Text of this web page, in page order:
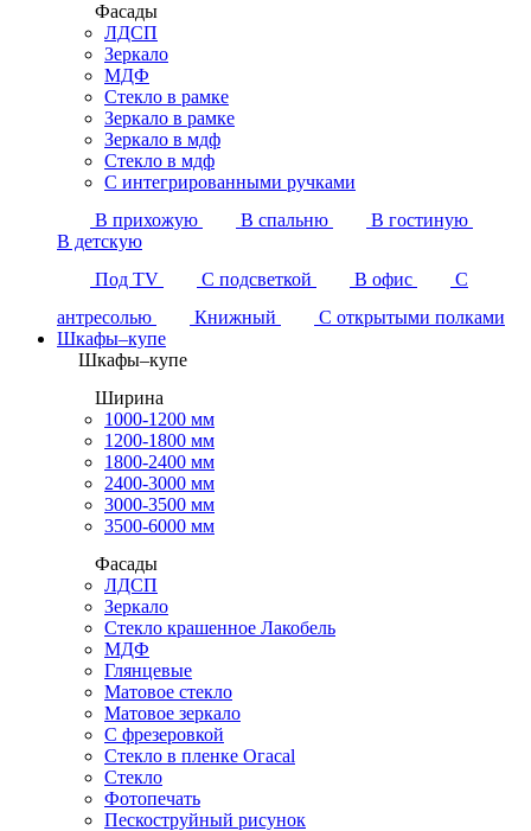
Фасады
ЛДСП
Зеркало
МДФ
Стекло в рамке
Зеркало в рамке
Зеркало в мдф
Стекло в мдф
С интегрированными ручками
В прихожую
В спальню
В гостиную
В детскую
Под TV
С подсветкой В офис
С
антресолью
Книжный
С открытыми полками
Шкафы–купе
Шкафы–купе
Ширина
1000-1200 мм
1200-1800 мм
1800-2400 мм
2400-3000 мм
3000-3500 мм
3500-6000 мм
Фасады
ЛДСП
Зеркало
Стекло крашенное Лакобель
МДФ
Глянцевые
Матовое стекло
Матовое зеркало
С фрезеровкой
Стекло в пленке Огасаl
Стекло
Фотопечать
Пескоструйный рисунок